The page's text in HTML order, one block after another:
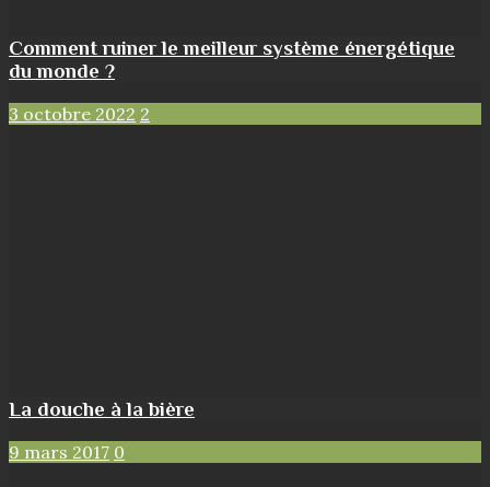
Comment ruiner le meilleur système énergétique
du monde ?
3 octobre 2022 2
La douche à la bière
9 mars 2017 0